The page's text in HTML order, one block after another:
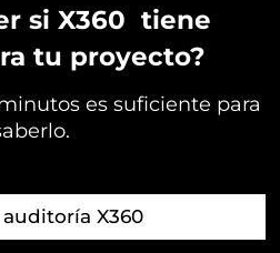
si X360 tiene
tu proyecto?
es suficiente para
X360